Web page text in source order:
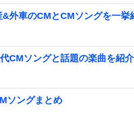
外車のCMとCMソングを一挙
CMソングと話題の楽曲を紹介
ソングまとめ